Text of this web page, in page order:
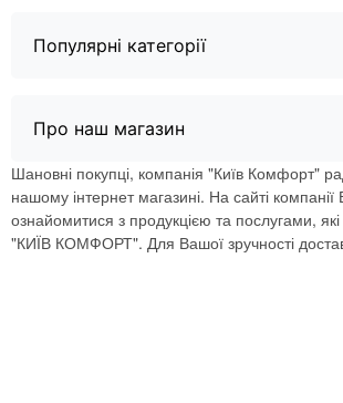
Популярні категорії
Про наш магазин
Шановні покупці, компанія "Київ Комфорт"
нашому інтернет магазині. На сайті компанії
ознайомитися з продукцією та послугами,
"КИЇВ КОМФОРТ". Для Вашої зручності